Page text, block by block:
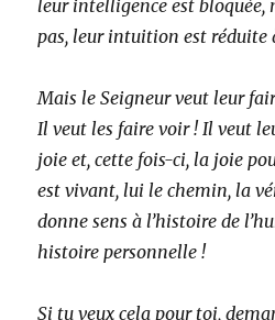
leur intelligence est bloquée,
pas, leur intuition est réduite
Mais le Seigneur veut leur
Il veut les faire voir ! Il veut
joie et, cette fois-ci, la joie
est vivant, lui le chemin, la
donne sens à l’histoire de
histoire personnelle !
Si tu veux cela pour toi,